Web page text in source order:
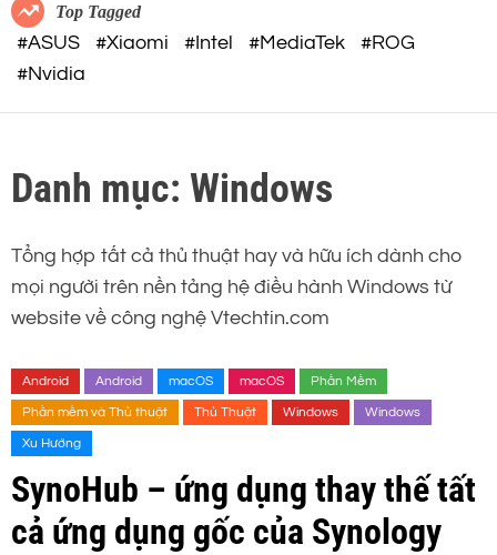
m
o
d
Top Tagged
#ASUS #Xiaomi #Intel #MediaTek
#ROG
#Nvidia
Danh mục: Windows
Tổng hợp tất cả thủ thuật hay và hữu ích dành cho
mọi người trên nền tảng hệ điều hành Windows từ
website về công nghệ Vtechtin.com
Android Android macOS macOS Phần Mềm
Phần mềm và Thủ thuật Thủ Thuật Windows Windows
Xu Hướng
SynoHub – ứng dụng thay thế tất
cả ứng dụng gốc của Synology